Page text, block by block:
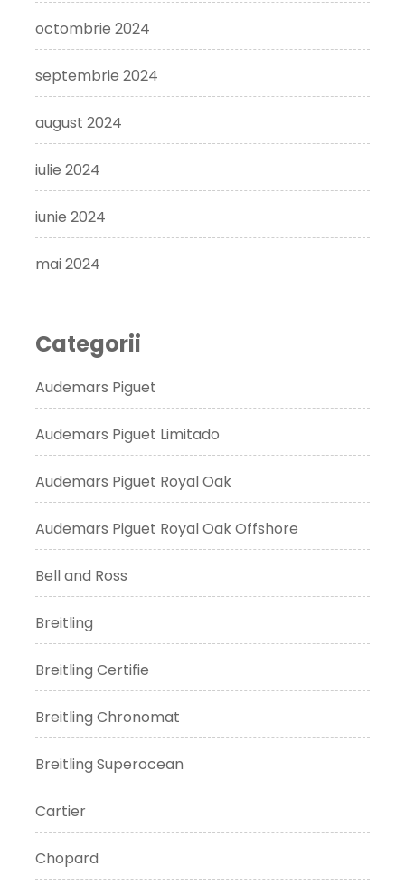
octombrie 2024
septembrie 2024
august 2024
iulie 2024
iunie 2024
mai 2024
Categorii
Audemars Piguet
Audemars Piguet Limitado
Audemars Piguet Royal Oak
Audemars Piguet Royal Oak Offshore
Bell and Ross
Breitling
Breitling Certifie
Breitling Chronomat
Breitling Superocean
Cartier
Chopard